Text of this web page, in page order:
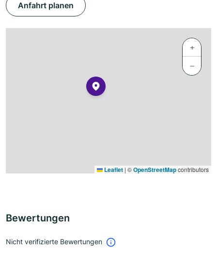
Anfahrt planen
+
−
Leaflet | ©OpenStreetMapcontributors
Bewertungen
Nicht verifizierte Bewertungen